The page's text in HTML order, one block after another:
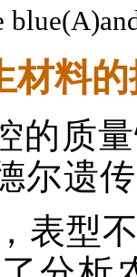
材料
的质
尔遗
表型